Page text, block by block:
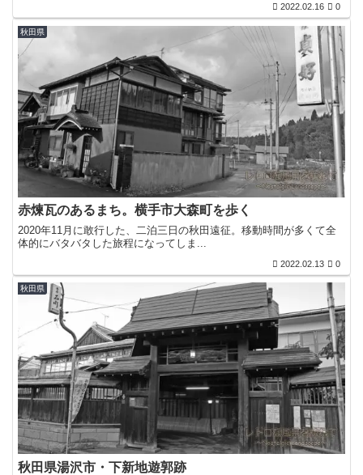
2022.02.16 0
秋田県
赤煉瓦のあるまち。横手市大森町を歩く
2020年11月に敢行した、二泊三日の秋田遠征。移動時間が多くて全
体的にバタバタした旅程になってしま...
2022.02.13 0
秋田県
秋田県湯沢市・下新地遊郭跡